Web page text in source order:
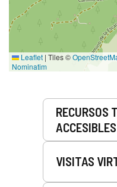
Leaflet | Tiles ©
Nominatim
RECURSOS
ACCESIBLES
VISITAS